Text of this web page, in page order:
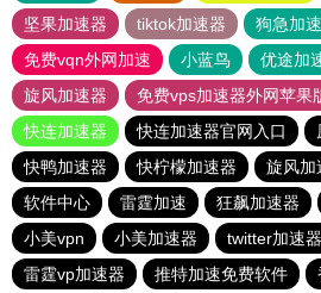
坚果加速器
tiktok加速器
狗急加
免费vqn外网加速
小蓝鸟 优途加
旋风加速器
免费vps加速器外网苹果
快连加速器
快连加速器官网入口
快鸭加速器
快柠檬加速器 旋风加
软件中心
雷霆加速 狂飙加速器
小美vpn
小美加速器 twitter加速器
雷霆vp加速器
推特加速免费软件